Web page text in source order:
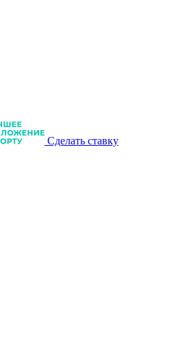
Сделать ставку